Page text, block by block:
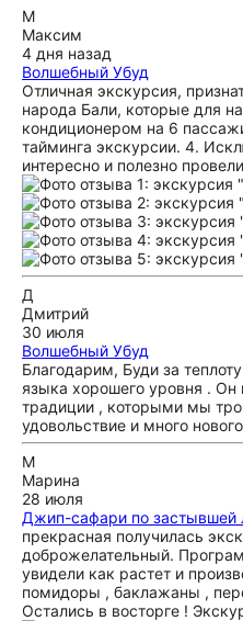
М
Максим
4 дня назад
Волшебный Убуд
Отличная экскурсия,
народа Бали, которые для
кондиционером на 6
тайминга экскурсии. 4.
интересно и полезно
Д
Дмитрий
30 июля
Волшебный Убуд
Благодарим, Буди за
языка хорошего уровня . Он
традиции , которыми мы
удовольствие и много
М
Марина
28 июля
Джип-сафари по застывшей
прекрасная получилась
доброжелательный.
увидели как растет и
помидоры , баклажаны ,
Остались в восторге !